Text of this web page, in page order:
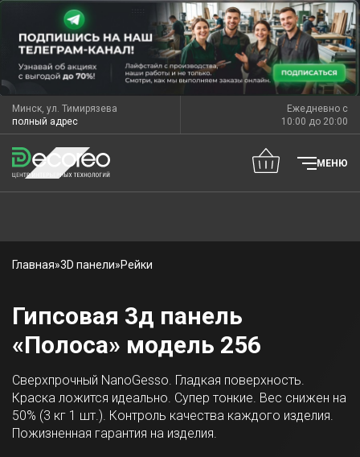
Минск, ул. Тимирязева
полный адрес
Ежедневно с
10:00 до 20:00
МЕНЮ
Главная»3D панели»Рейки
Гипсовая 3д панель
«Полоса» модель 256
Сверхпрочный NanoGesso. Гладкая поверхность.
Краска ложится идеально. Супер тонкие. Вес снижен на
50% (3 кг 1 шт.). Контроль качества каждого изделия.
Пожизненная гарантия на изделия.